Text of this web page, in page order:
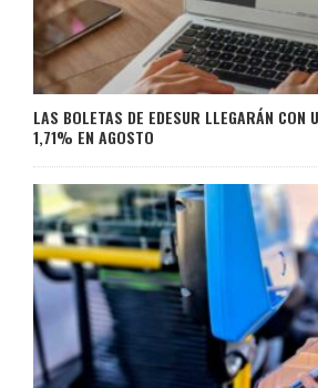
LAS BOLETAS DE EDESUR LLEGARÁN CON
1,71% EN AGOSTO